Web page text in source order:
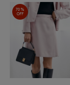
70%
OFF